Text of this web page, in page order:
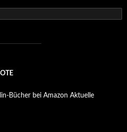
Bücher bei Amazon Aktuelle